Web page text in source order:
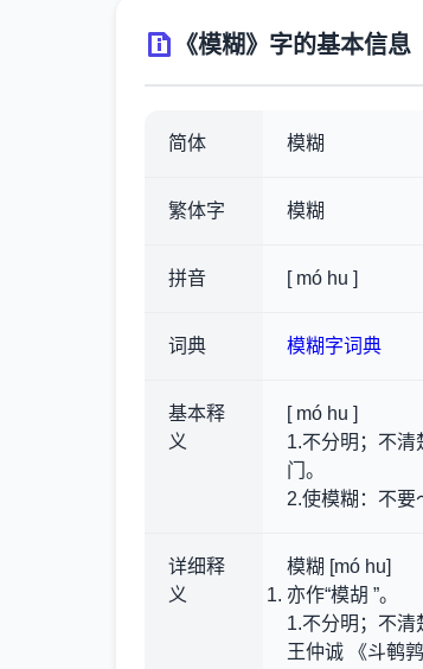
《模糊》字的基本信息
简体 模糊
繁体字 模糊
拼音 [ mó hu ]
词典 模糊字词典
基本释
义
[ mó hu ]
1.不分明；不
门。
2.使模糊：不要
详细释
义
模糊 [mó hu]
亦作“模胡 ”。
1.不分明；不清
王仲诚 《斗鹌